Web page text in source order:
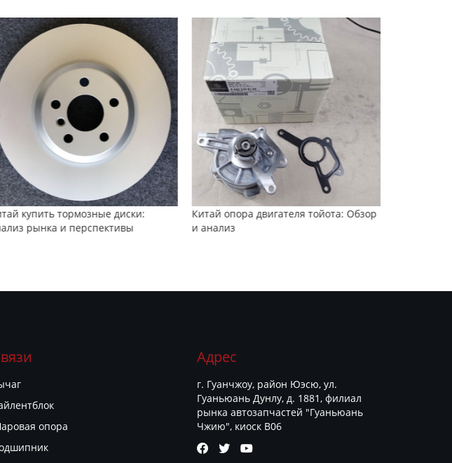
купить тормозные диски:
рынка и перспективы
Китай опора двигателя тойота: Обзор
и анализ
опора
Адрес
г. Гуанчжоу, район Юэсю, ул.
Гуаньюань Дунлу, д. 1881, филиал
рынка автозапчастей "Гуаньюань
Чжию", киоск B06
  